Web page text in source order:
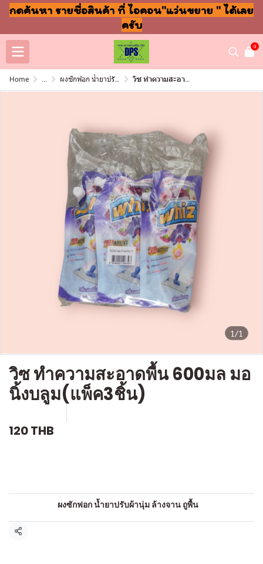
กดค้นหา รายชื่อสินค้า ที่ ไอคอน"แว่นขยาย " ได้เลย
ครับ
0
Home ... ผงซักฟอก น้ำยาปรับผ้านุ่ม ล้างจาน ถูพื้น วิซ ทำความสะอาดพื้น 600มล มอนิ้งบลูม(แพ็ค3ชิ้น)
1/1
วิซ ทำความสะอาดพื้น 600มล มอ
นิ้งบลูม(แพ็ค3ชิ้น)
120 THB
ผงซักฟอก น้ำยาปรับผ้านุ่ม ล้างจาน ถูพื้น
แชร์